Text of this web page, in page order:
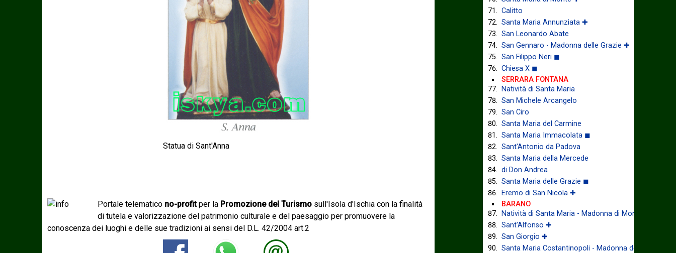
Statua di Sant'Anna
Portale telematico no-profitper la Promozione del Turismo sull'Isola d'Ischia con la finalità
di tutela e valorizzazione del patrimonio culturale e del paesaggio per promuovere la
conoscenza dei luoghi e delle sue tradizioni ai sensi del D.L. 42/2004 art.2
Calitto
Santa Maria Annunziata ✚
San Leonardo Abate
San Gennaro - Madonna delle Grazie ✚
San Filippo Neri ◼
Chiesa X ◼
SERRARA FONTANA
Natività di Santa Maria
San Michele Arcangelo
San Ciro
Santa Maria del Carmine
Santa Maria Immacolata ◼
Sant'Antonio da Padova
Santa Maria della Mercede
di Don Andrea
Santa Maria delle Grazie ◼
Eremo di San Nicola ✚
BARANO
Natività di Santa Maria - Madonna di Montevergine
Sant'Alfonso ✚
San Giorgio ✚
Santa Maria Costantinopoli - Madonna delle Grazie ✚